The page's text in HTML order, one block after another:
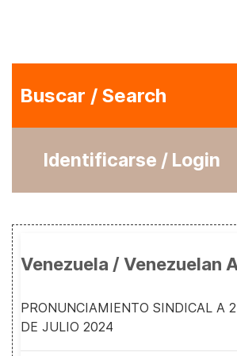
Buscar / Search
Identificarse / Login
Venezuela / Venezuelan
PRONUNCIAMIENTO SINDICAL A
DE JULIO 2024